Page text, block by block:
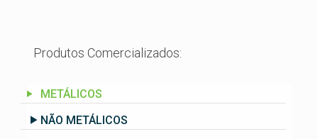
Produtos Comercializados:
METÁLICOS
NÃO METÁLICOS